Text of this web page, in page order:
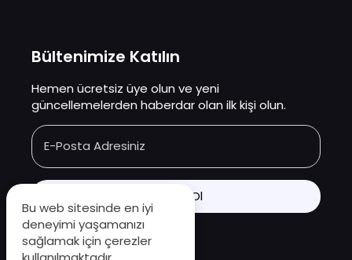
Bültenimize Katılın
Hemen ücretsiz üye olun ve yeni
güncellemelerden haberdar olan ilk kişi olun.
E-Posta Adresiniz
Bu web sitesinde en iyi
deneyimi yaşamanızı
sağlamak için çerezler